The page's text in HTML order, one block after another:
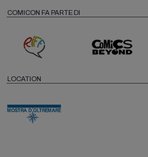
COMICON FA PARTE DI
LOCATION